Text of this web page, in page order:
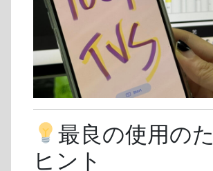
最良の使用の
ヒント